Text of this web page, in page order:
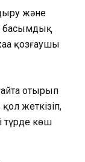
және
басымдық
қозғаушы
отырып
жеткізіп,
түрде көш